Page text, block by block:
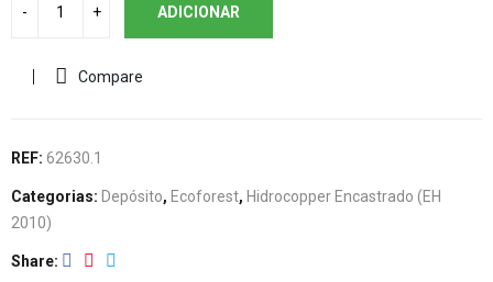
ADICIONAR
Compare
REF: 62630.1
Categorias: Depósito, Ecoforest, Hidrocopper Encastrado (EH
2010)
Share